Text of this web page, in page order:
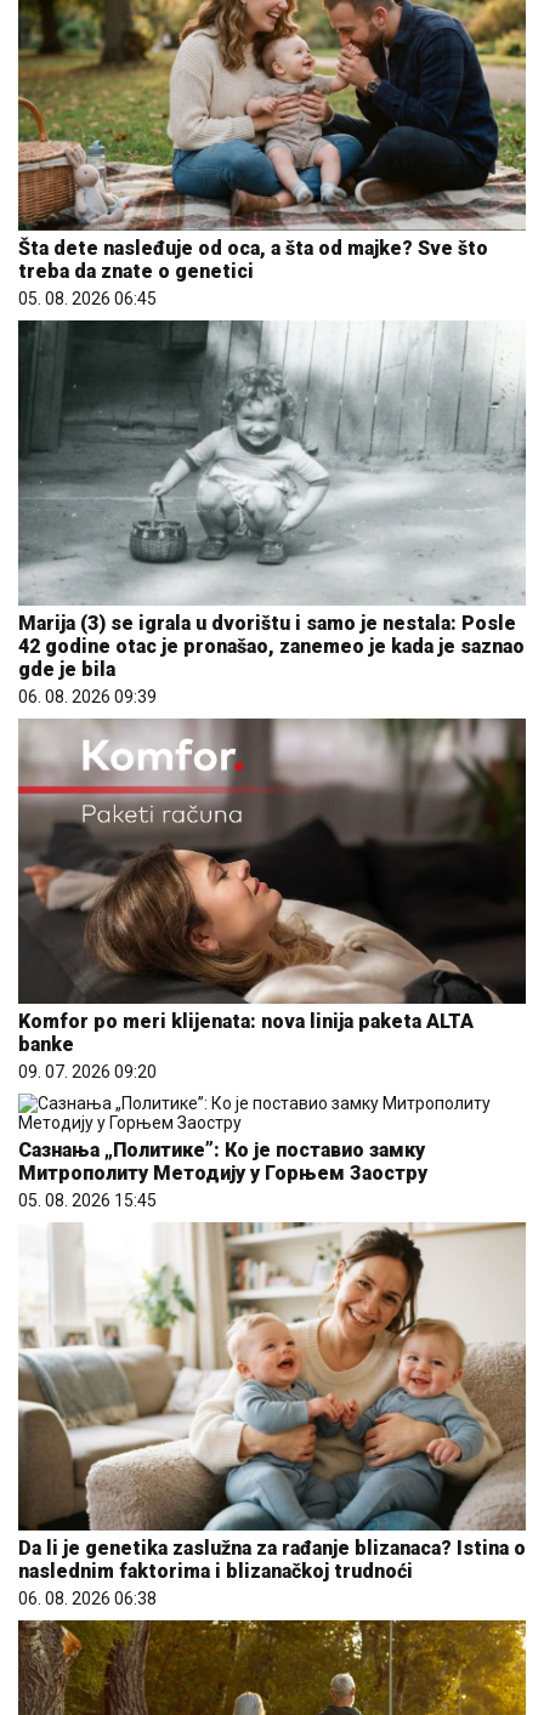
Šta dete nasleđuje od oca, a šta od majke? Sve što
treba da znate o genetici
05. 08. 2026 06:45
Marija (3) se igrala u dvorištu i samo je nestala: Posle
42 godine otac je pronašao, zanemeo je kada je saznao
gde je bila
06. 08. 2026 09:39
Komfor po meri klijenata: nova linija paketa ALTA
banke
09. 07. 2026 09:20
Сазнања „Политике”: Ко је поставио замку
Митрополиту Методију у Горњем Заостру
05. 08. 2026 15:45
Da li je genetika zaslužna za rađanje blizanaca? Istina o
naslednim faktorima i blizanačkoj trudnoći
06. 08. 2026 06:38